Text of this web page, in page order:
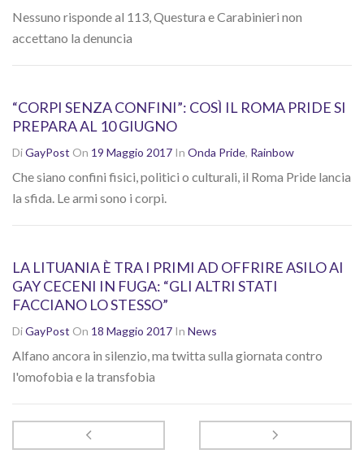
Nessuno risponde al 113, Questura e Carabinieri non
accettano la denuncia
“CORPI SENZA CONFINI”: COSÌ IL ROMA PRIDE SI
PREPARA AL 10 GIUGNO
DiGayPost On 19 Maggio 2017 In Onda Pride, Rainbow
Che siano confini fisici, politici o culturali, il Roma Pride lancia
la sfida. Le armi sono i corpi.
LA LITUANIA È TRA I PRIMI AD OFFRIRE ASILO AI
GAY CECENI IN FUGA: “GLI ALTRI STATI
FACCIANO LO STESSO”
DiGayPost On 18 Maggio 2017 In News
Alfano ancora in silenzio, ma twitta sulla giornata contro
l'omofobia e la transfobia